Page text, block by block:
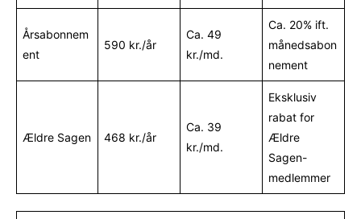
Årsabonnem
ent
590 kr./år
Ca. 49
kr./md.
Ca. 20% ift.
månedsabon
nement
Ældre Sagen 468 kr./år
Ca. 39
kr./md.
Eksklusiv
rabat for
Ældre
Sagen-
medlemmer